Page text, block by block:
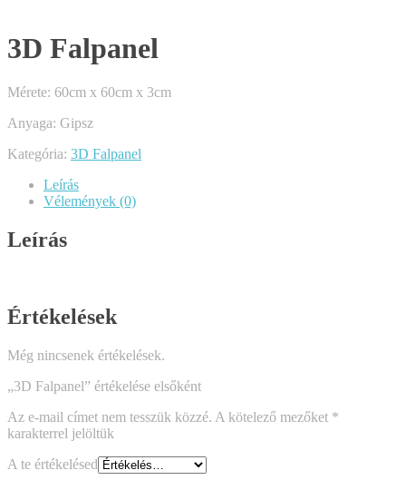
3D Falpanel
Mérete: 60cm x 60cm x 3cm
Anyaga: Gipsz
Kategória: 3D Falpanel
Leírás
Vélemények (0)
Leírás
Értékelések
Még nincsenek értékelések.
„3D Falpanel” értékelése elsőként
Az e-mail címet nem tesszük közzé. A kötelező mezőket *
karakterrel jelöltük
A te értékelésed